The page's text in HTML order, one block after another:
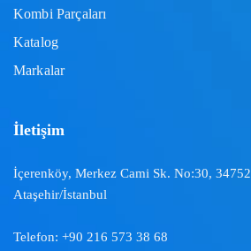
Kombi Parçaları
Katalog
Markalar
İletişim
İçerenköy, Merkez Cami Sk. No:30, 34752
Ataşehir/İstanbul
Telefon: +90 216 573 38 68